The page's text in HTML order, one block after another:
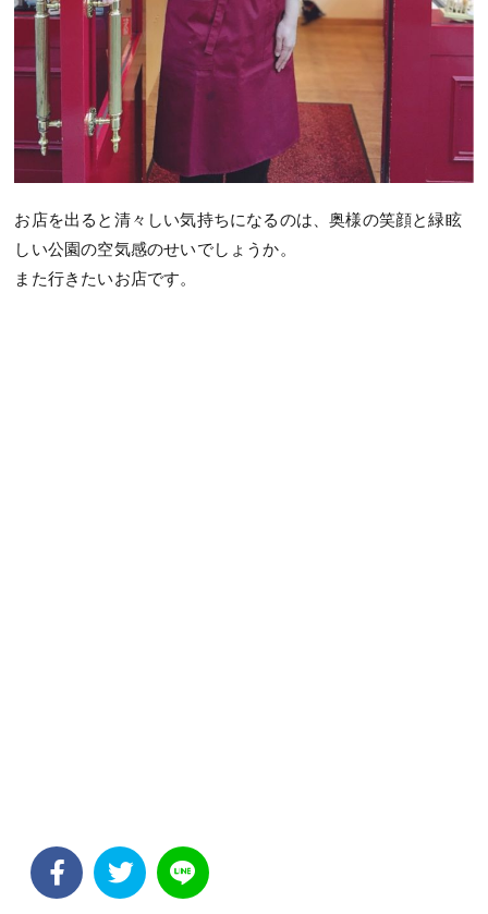
お店を出ると清々しい気持ちになるのは、奥様の笑顔と緑眩
しい公園の空気感のせいでしょうか。
また行きたいお店です。